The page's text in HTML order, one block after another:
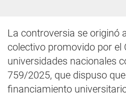
La controversia se originó
colectivo promovido por el
universidades nacionales
759/2025, que dispuso
financiamiento